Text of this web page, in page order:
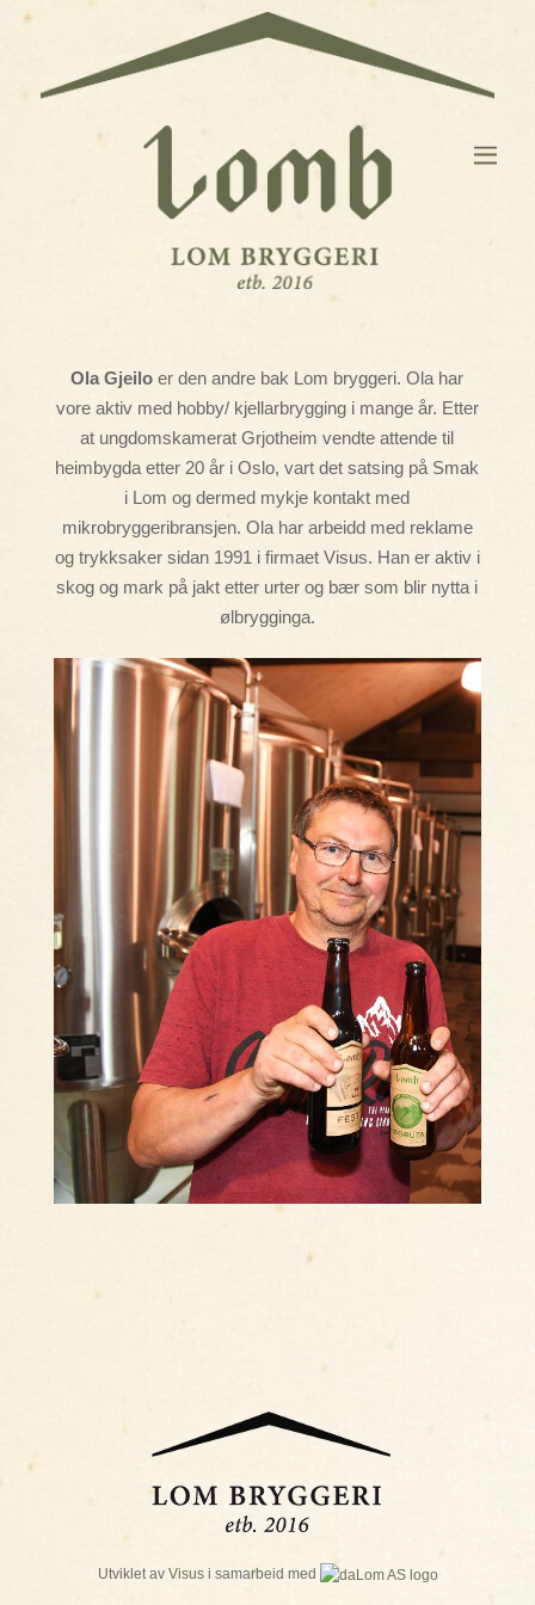
Ola Gjeilo er den andre bak Lom bryggeri. Ola har
vore aktiv med hobby/ kjellarbrygging i mange år. Etter
at ungdomskamerat Grjotheim vendte attende til
heimbygda etter 20 år i Oslo, vart det satsing på Smak
i Lom og dermed mykje kontakt med
mikrobryggeribransjen. Ola har arbeidd med reklame
og trykksaker sidan 1991 i firmaet Visus. Han er aktiv i
skog og mark på jakt etter urter og bær som blir nytta i
ølbrygginga.
Utviklet av Visusi samarbeid med